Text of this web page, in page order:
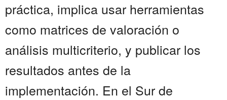
práctica, implica usar herramientas
como matrices de valoración o
análisis multicriterio, y publicar los
resultados antes de la
implementación. En el Sur de